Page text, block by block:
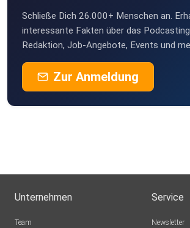
Schließe Dich 26.000+ Menschen an.
interessante Fakten über das
Redaktion, Job-Angebote, Events und
Zur Anmeldung
Unternehmen
Team
Service
Newsletter